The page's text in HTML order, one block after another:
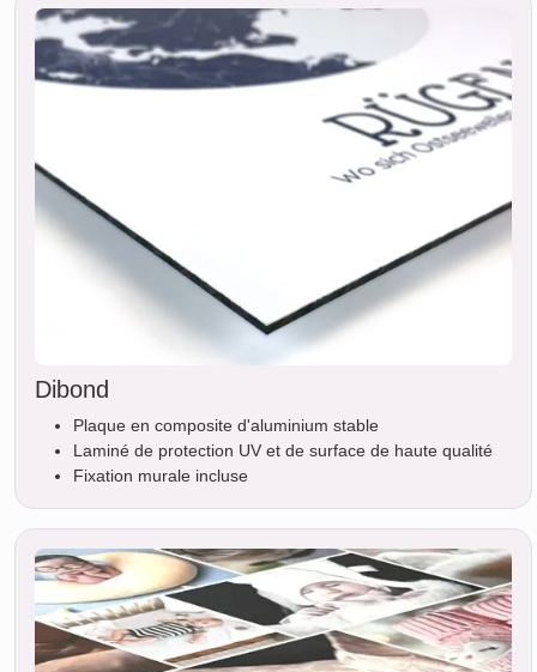
Dibond
Plaque en composite d'aluminium stable
Laminé de protection UV et de surface de haute qualité
Fixation murale incluse